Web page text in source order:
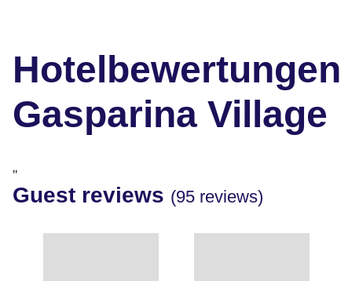
Hotelbewertungen
Gasparina Village
"
Guest reviews (95 reviews)